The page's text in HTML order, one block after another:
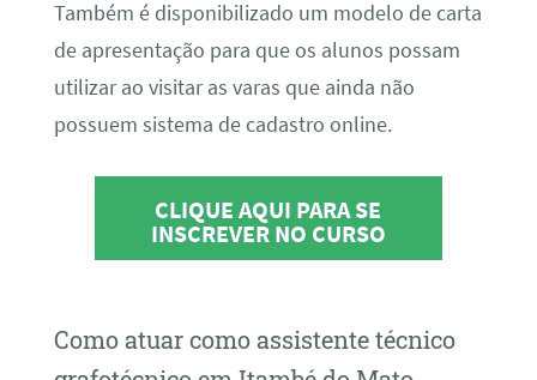
Também é disponibilizado um modelo de carta
de apresentação para que os alunos possam
utilizar ao visitar as varas que ainda não
possuem sistema de cadastro online.
CLIQUE AQUI PARA SE
INSCREVER NO CURSO
Como atuar como assistente técnico